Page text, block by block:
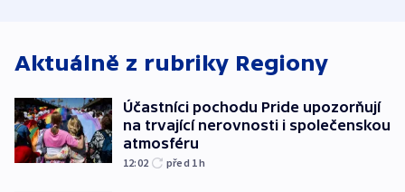
Aktuálně z rubriky Regiony
Účastníci pochodu Pride upozorňují
na trvající nerovnosti i společenskou
atmosféru
12:02 před 1h